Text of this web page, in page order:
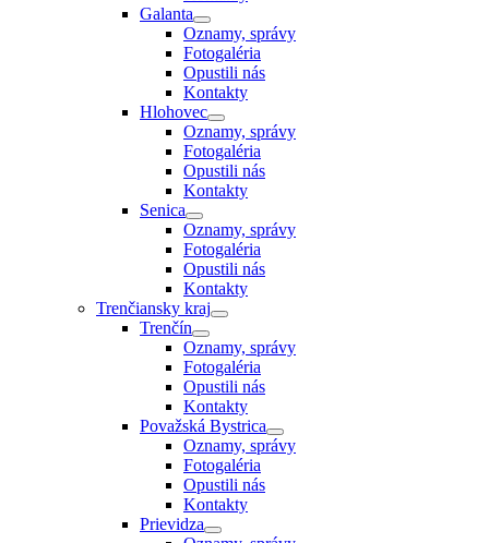
Galanta
Oznamy, správy
Fotogaléria
Opustili nás
Kontakty
Hlohovec
Oznamy, správy
Fotogaléria
Opustili nás
Kontakty
Senica
Oznamy, správy
Fotogaléria
Opustili nás
Kontakty
Trenčiansky kraj
Trenčín
Oznamy, správy
Fotogaléria
Opustili nás
Kontakty
Považská Bystrica
Oznamy, správy
Fotogaléria
Opustili nás
Kontakty
Prievidza